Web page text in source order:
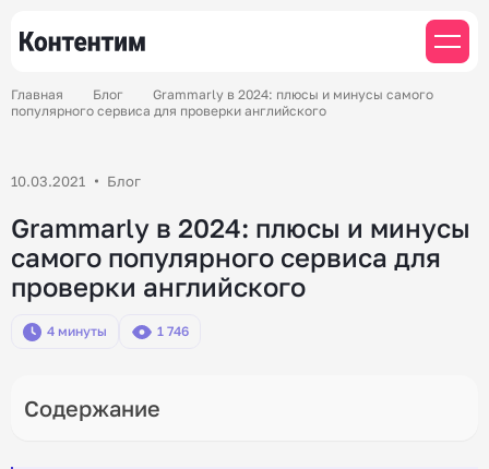
Главная Блог
Grammarly в 2024: плюсы и минусы самого
популярного сервиса для проверки английского
10.03.2021 Блог
Grammarly в 2024: плюсы и минусы
самого популярного сервиса для
проверки английского
4 минуты 1 746